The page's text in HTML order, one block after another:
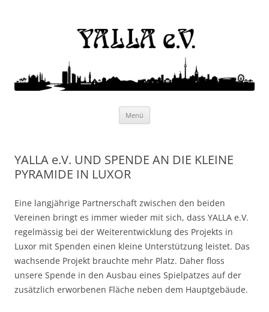
Menü
YALLA e.V. UND SPENDE AN DIE KLEINE
PYRAMIDE IN LUXOR
Eine langjährige Partnerschaft zwischen den beiden
Vereinen bringt es immer wieder mit sich, dass YALLA e.V.
regelmässig bei der Weiterentwicklung des Projekts in
Luxor mit Spenden einen kleine Unterstützung leistet. Das
wachsende Projekt brauchte mehr Platz. Daher floss
unsere Spende in den Ausbau eines Spielpatzes auf der
zusätzlich erworbenen Fläche neben dem Hauptgebäude.